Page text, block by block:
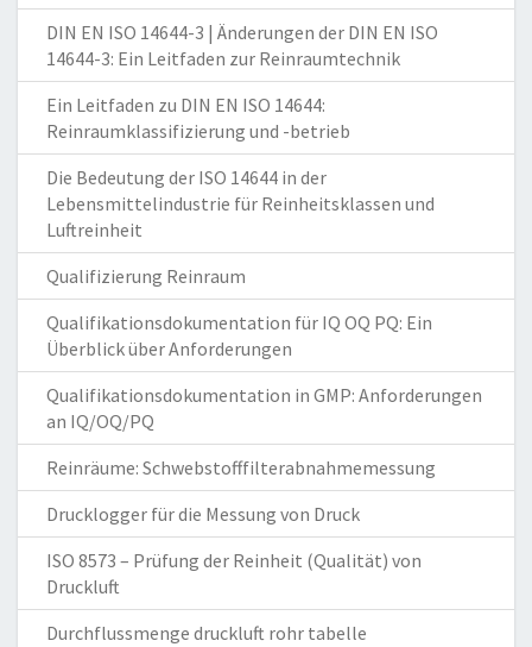
DIN EN ISO 14644-3 | Änderungen der DIN EN ISO
14644-3: Ein Leitfaden zur Reinraumtechnik
Ein Leitfaden zu DIN EN ISO 14644:
Reinraumklassifizierung und -betrieb
Die Bedeutung der ISO 14644 in der
Lebensmittelindustrie für Reinheitsklassen und
Luftreinheit
Qualifizierung Reinraum
Qualifikationsdokumentation für IQ OQ PQ: Ein
Überblick über Anforderungen
Qualifikationsdokumentation in GMP: Anforderungen
an IQ/OQ/PQ
Reinräume: Schwebstofffilterabnahmemessung
Drucklogger für die Messung von Druck
ISO 8573 – Prüfung der Reinheit (Qualität) von
Druckluft
Durchflussmenge druckluft rohr tabelle